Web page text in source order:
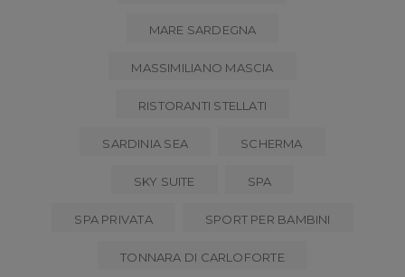
MARE SARDEGNA
MASSIMILIANO MASCIA
RISTORANTI STELLATI
SARDINIA SEA SCHERMA
SKY SUITE SPA
SPA PRIVATA SPORT PER BAMBINI
TONNARA DI CARLOFORTE